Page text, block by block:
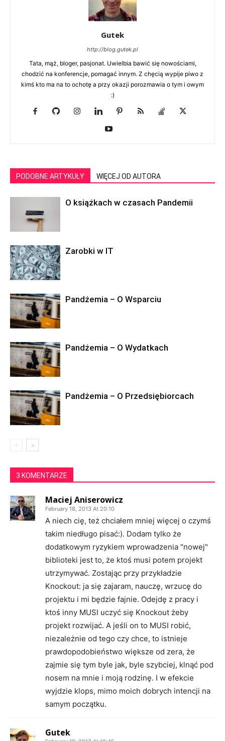
Gutek
http://blog.gutek.pl
Tata, mąż, bloger, pasjonat. Uwielbia bawić się nowościami,
chodzić na konferencje, pomagać innym. Z chęcią wypije piwo z
kimś kto ma na to ochotę a przy okazji porozmawia o tym i owym
:)
PODOBNE ARTYKUŁY WIĘCEJ OD AUTORA
O książkach w czasach Pandemii
Zarobki w IT
Pandżemia – O Wsparciu
Pandżemia – O Wydatkach
Pandżemia – O Przedsiębiorcach
3 KOMENTARZE
Maciej Aniserowicz
February 18, 2013 At 20:10
A niech cię, też chciałem mniej więcej o czymś
takim niedługo pisać:). Dodam tylko że
dodatkowym ryzykiem wprowadzenia "nowej"
biblioteki jest to, że ktoś musi potem projekt
utrzymywać. Zostając przy przykładzie
Knockout: ja się zajaram, nauczę, wrzucę do
projektu i mi będzie fajnie. Odejdę z pracy i
ktoś inny MUSI uczyć się Knockout żeby
projekt rozwijać. A jeśli on to MUSI robić,
niezależnie od tego czy chce, to istnieje
prawdopodobieństwo większe od zera, że
zajmie się tym byle jak, byle szybciej, klnąć pod
nosem na mnie i moją rodzinę. I w efekcie
wyjdzie klops, mimo moich dobrych intencji na
samym początku.
Gutek